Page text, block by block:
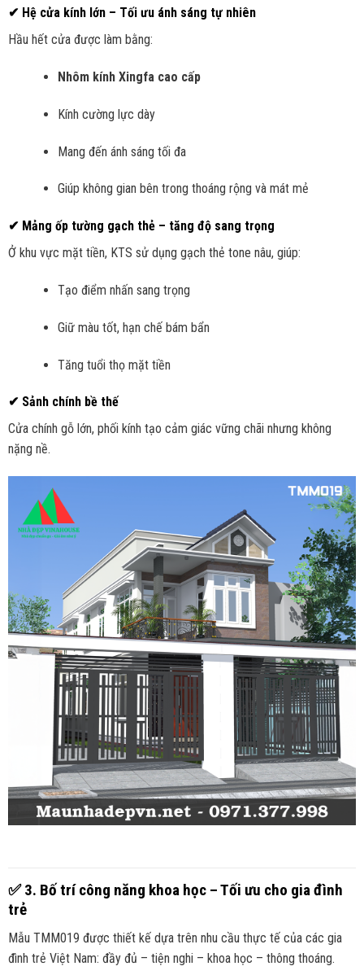
✔ Hệ cửa kính lớn – Tối ưu ánh sáng tự nhiên
Hầu hết cửa được làm bằng:
Nhôm kính Xingfa cao cấp
Kính cường lực dày
Mang đến ánh sáng tối đa
Giúp không gian bên trong thoáng rộng và mát mẻ
✔ Mảng ốp tường gạch thẻ – tăng độ sang trọng
Ở khu vực mặt tiền, KTS sử dụng gạch thẻ tone nâu, giúp:
Tạo điểm nhấn sang trọng
Giữ màu tốt, hạn chế bám bẩn
Tăng tuổi thọ mặt tiền
✔ Sảnh chính bề thế
Cửa chính gỗ lớn, phối kính tạo cảm giác vững chãi nhưng không
nặng nề.
✅3. Bố trí công năng khoa học – Tối ưu cho gia đình
trẻ
Mẫu TMM019 được thiết kế dựa trên nhu cầu thực tế của các gia
đình trẻ Việt Nam: đầy đủ – tiện nghi – khoa học – thông thoáng.